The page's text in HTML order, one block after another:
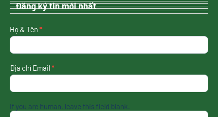
Đăng ký tin mới nhất
nhận
tin
nhất
Họ & Tên *
Địa chỉ Email*
If you are human, leave this field blank.